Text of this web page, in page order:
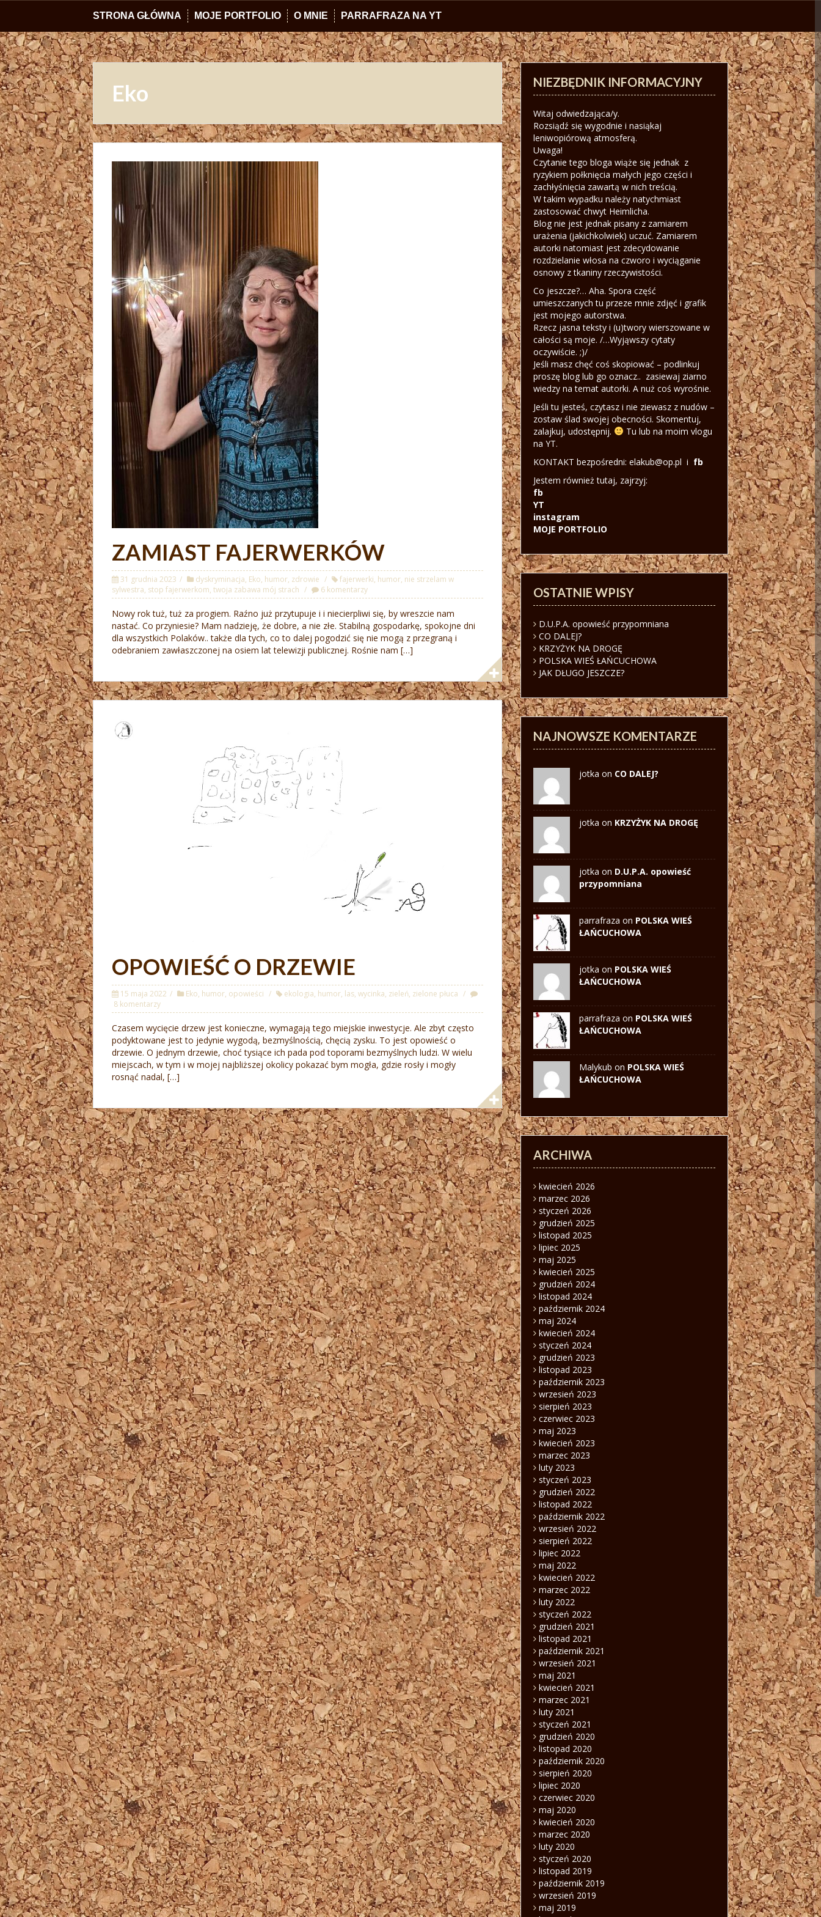
STRONA GŁÓWNA MOJE PORTFOLIO O MNIE PARRAFRAZA NA YT
Eko
ZAMIAST FAJERWERKÓW
31 grudnia 2023 dyskryminacja, Eko, humor, zdrowie fajerwerki, humor, nie strzelam w
sylwestra, stop fajerwerkom, twoja zabawa mój strach 6 komentarzy
Nowy rok tuż, tuż za progiem. Raźno już przytupuje i i niecierpliwi się, by wreszcie nam
nastać. Co przyniesie? Mam nadzieję, że dobre, a nie złe. Stabilną gospodarkę, spokojne dni
dla wszystkich Polaków.. także dla tych, co to dalej pogodzić się nie mogą z przegraną i
odebraniem zawłaszczonej na osiem lat telewizji publicznej. Rośnie nam […]
OPOWIEŚĆ O DRZEWIE
15 maja 2022 Eko, humor, opowieści ekologia, humor, las, wycinka, zieleń, zielone płuca
8 komentarzy
Czasem wycięcie drzew jest konieczne, wymagają tego miejskie inwestycje. Ale zbyt często
podyktowane jest to jedynie wygodą, bezmyślnością, chęcią zysku. To jest opowieść o
drzewie. O jednym drzewie, choć tysiące ich pada pod toporami bezmyślnych ludzi. W wielu
miejscach, w tym i w mojej najbliższej okolicy pokazać bym mogła, gdzie rosły i mogły
rosnąć nadal, […]
NIEZBĘDNIK INFORMACYJNY
Witaj odwiedzająca/y.
Rozsiądź się wygodnie i nasiąkaj
leniwopiórową atmosferą.
Uwaga!
Czytanie tego bloga wiąże się jednak z
ryzykiem połknięcia małych jego części i
zachłyśnięcia zawartą w nich treścią.
W takim wypadku należy natychmiast
zastosować chwyt Heimlicha.
Blog nie jest jednak pisany z zamiarem
urażenia (jakichkolwiek) uczuć. Zamiarem
autorki natomiast jest zdecydowanie
rozdzielanie włosa na czworo i wyciąganie
osnowy z tkaniny rzeczywistości.
Co jeszcze?… Aha. Spora część
umieszczanych tu przeze mnie zdjęć i grafik
jest mojego autorstwa.
Rzecz jasna teksty i (u)twory wierszowane w
całości są moje. /…Wyjąwszy cytaty
oczywiście. ;)/
Jeśli masz chęć coś skopiować – podlinkuj
proszę blog lub go oznacz.. zasiewaj ziarno
wiedzy na temat autorki. A nuż coś wyrośnie.
Jeśli tu jesteś, czytasz i nie ziewasz z nudów –
zostaw ślad swojej obecności. Skomentuj,
zalajkuj, udostępnij.
Tu lub na moim vlogu
na YT.
KONTAKT bezpośredni: elakub@op.pl i fb
Jestem również tutaj, zajrzyj:
fb
YT
instagram
MOJE PORTFOLIO
OSTATNIE WPISY
D.U.P.A. opowieść przypomniana
CO DALEJ?
KRZYŻYK NA DROGĘ
POLSKA WIEŚ ŁAŃCUCHOWA
JAK DŁUGO JESZCZE?
NAJNOWSZE KOMENTARZE
jotka on CO DALEJ?
jotka on KRZYŻYK NA DROGĘ
jotka on D.U.P.A. opowieść
przypomniana
parrafraza on POLSKA WIEŚ
ŁAŃCUCHOWA
jotka on POLSKA WIEŚ
ŁAŃCUCHOWA
parrafraza on POLSKA WIEŚ
ŁAŃCUCHOWA
Malykub on POLSKA WIEŚ
ŁAŃCUCHOWA
ARCHIWA
kwiecień 2026
marzec 2026
styczeń 2026
grudzień 2025
listopad 2025
lipiec 2025
maj 2025
kwiecień 2025
grudzień 2024
listopad 2024
październik 2024
maj 2024
kwiecień 2024
styczeń 2024
grudzień 2023
listopad 2023
październik 2023
wrzesień 2023
sierpień 2023
czerwiec 2023
maj 2023
kwiecień 2023
marzec 2023
luty 2023
styczeń 2023
grudzień 2022
listopad 2022
październik 2022
wrzesień 2022
sierpień 2022
lipiec 2022
maj 2022
kwiecień 2022
marzec 2022
luty 2022
styczeń 2022
grudzień 2021
listopad 2021
październik 2021
wrzesień 2021
maj 2021
kwiecień 2021
marzec 2021
luty 2021
styczeń 2021
grudzień 2020
listopad 2020
październik 2020
sierpień 2020
lipiec 2020
czerwiec 2020
maj 2020
kwiecień 2020
marzec 2020
luty 2020
styczeń 2020
listopad 2019
październik 2019
wrzesień 2019
maj 2019